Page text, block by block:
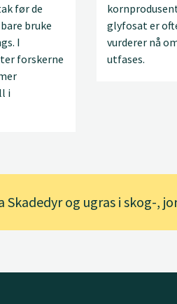
før de
bruke
I
forskerne
i
glyfosat er
vurderer nå
utfases.
og ugras i skog-,